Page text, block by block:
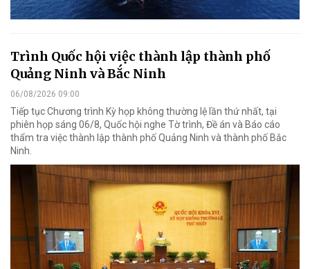
Trình Quốc hội việc thành lập thành phố
Quảng Ninh và Bắc Ninh
06/08/2026 09:00
Tiếp tục Chương trình Kỳ họp không thường lệ lần thứ nhất, tại
phiên họp sáng 06/8, Quốc hội nghe Tờ trình, Đề án và Báo cáo
thẩm tra việc thành lập thành phố Quảng Ninh và thành phố Bắc
Ninh.